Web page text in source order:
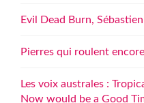
Evil Dead Burn,
Pierres qui roulent
Les voix australes :
Now would be a Good